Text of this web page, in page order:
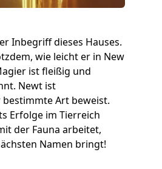
Inbegriff dieses Hauses.
wie leicht er in New
ist fleißig und
Newt ist
Art beweist.
Erfolge im Tierreich
der Fauna arbeitet,
Namen bringt!